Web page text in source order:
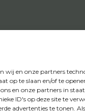
wij en onze partners
op te slaan en/of te
en onze partners in
ID's op deze site te
advertenties te tonen.